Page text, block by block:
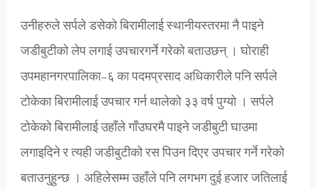
उनीहरुले सर्पले डसेको बिरामीलाई स्थानीयस्तरमा नै पाइने
जडीबुटीको लेप लगाई उपचारगर्ने गरेको बताउछन् । घोराही
उपमहानगरपालिका–६ का पदमप्रसाद अधिकारीले पनि सर्पले
टोकेका बिरामीलाई उपचार गर्न थालेको ३३ वर्ष पुग्यो । सर्पले
टोकेको बिरामीलाई उहाँले गाँउघरमै पाइने जडीबुटी घाउमा
लगाइदिने र त्यही जडीबुटीको रस पिउन दिएर उपचार गर्ने गरेको
बताउनुहुन्छ । अहिलेसम्म उहाँले पनि लगभग दुई हजार जतिलाई